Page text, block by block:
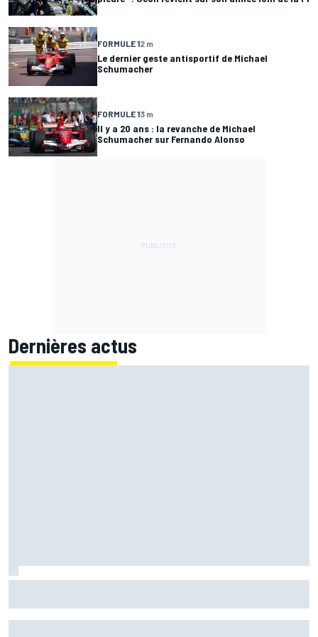
FORMULE 12 m
Le dernier geste antisportif de Michael
Schumacher
FORMULE 13 m
Il y a 20 ans : la revanche de Michael
Schumacher sur Fernando Alonso
Dernières actus